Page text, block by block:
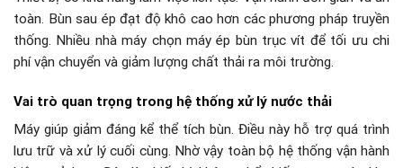
toàn. Bùn sau ép đạt độ khô cao hơn các phương pháp truyền
thống. Nhiều nhà máy chọn máy ép bùn trục vít để tối ưu chi
phí vận chuyển và giảm lượng chất thải ra môi trường.
Vai trò quan trọng trong hệ thống xử lý nước thải
Máy giúp giảm đáng kể thể tích bùn. Điều này hỗ trợ quá trình
lưu trữ và xử lý cuối cùng. Nhờ vậy toàn bộ hệ thống vận hành